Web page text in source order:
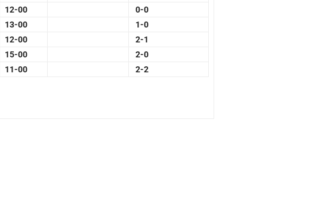
12-00
0-0
13-00
1-0
12-00
2-1
15-00
2-0
11-00 2-2